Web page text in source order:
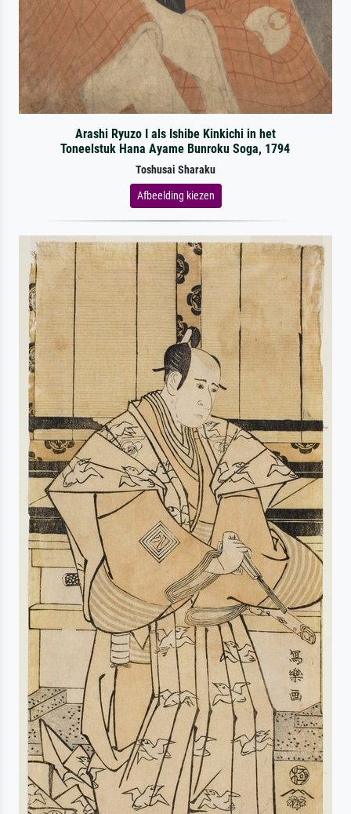
Arashi Ryuzo I als Ishibe Kinkichi in het
Toneelstuk Hana Ayame Bunroku Soga, 1794
Toshusai Sharaku
Afbeelding kiezen